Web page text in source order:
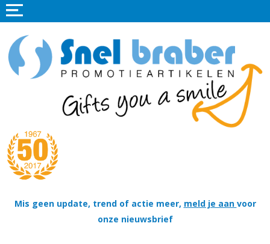
Mis geen update, trend of actie meer, meld je aan voor
onze nieuwsbrief
Home
Promotieartikelen
Tassen
Thema's